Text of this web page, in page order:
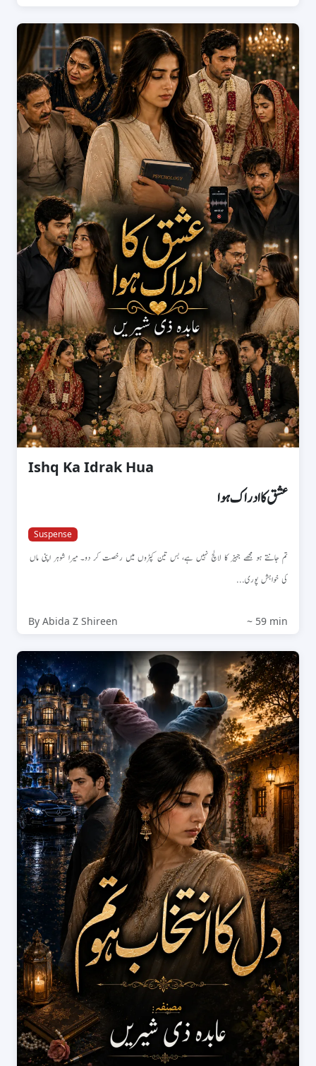
Ishq Ka Idrak Hua
عشق کا ادراک ہوا
Suspense
تم جانتے ہو مجھے جہیز کا لالچ نہیں ہے، بس تین کپڑوں میں رخصت کر دو۔ میرا شوہر اپنی ماں
کی خواہش پوری...
By Abida Z Shireen ~ 59 min